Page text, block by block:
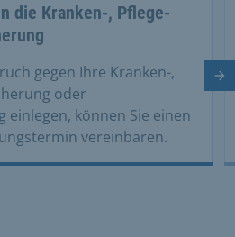
die Kranken-, Pflege-
gegen Ihre Kranken-,
oder
einlegen, können Sie einen
vereinbaren.